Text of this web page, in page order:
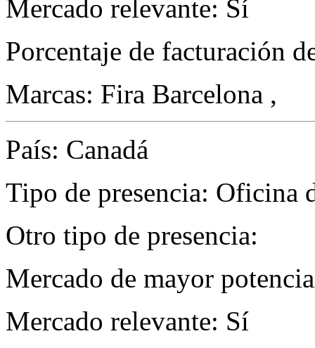
Mercado relevante: Sí
Porcentaje de facturación
Marcas: Fira Barcelona ,
País: Canadá
Tipo de presencia: Oficina
Otro tipo de presencia:
Mercado de mayor
Mercado relevante: Sí